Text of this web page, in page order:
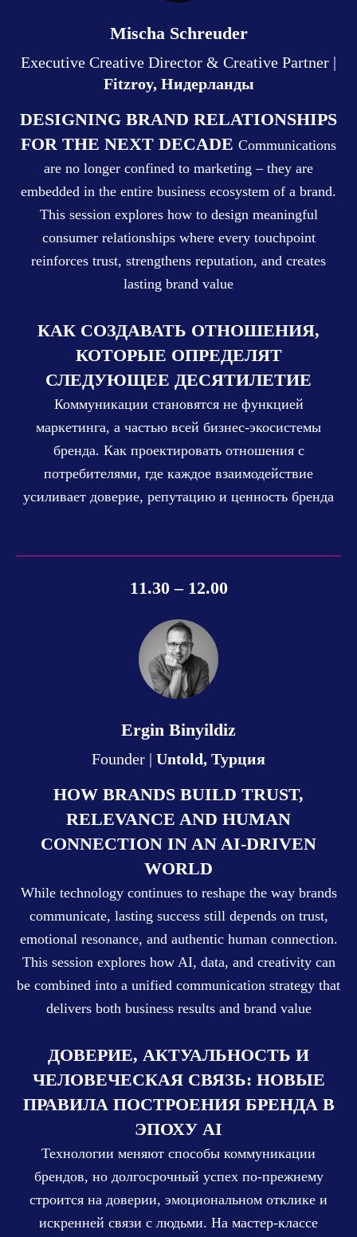
Mischa Schreuder
Executive Creative Director & Creative Partner |
Fitzroy, Нидерланды
DESIGNING BRAND RELATIONSHIPS
FOR THE NEXT DECADE Communications
are no longer confined to marketing – they are
embedded in the entire business ecosystem of a brand.
This session explores how to design meaningful
consumer relationships where every touchpoint
reinforces trust, strengthens reputation, and creates
lasting brand value
КАК СОЗДАВАТЬ ОТНОШЕНИЯ,
КОТОРЫЕ ОПРЕДЕЛЯТ
СЛЕДУЮЩЕЕ ДЕСЯТИЛЕТИЕ
Коммуникации становятся не функцией
маркетинга, а частью всей бизнес-экосистемы
бренда. Как проектировать отношения с
потребителями, где каждое взаимодействие
усиливает доверие, репутацию и ценность бренда
11.30 – 12.00
Ergin Binyildiz
Founder | Untold, Турция
HOW BRANDS BUILD TRUST,
RELEVANCE AND HUMAN
CONNECTION IN AN AI-DRIVEN
WORLD
While technology continues to reshape the way brands
communicate, lasting success still depends on trust,
emotional resonance, and authentic human connection.
This session explores how AI, data, and creativity can
be combined into a unified communication strategy that
delivers both business results and brand value
ДОВЕРИЕ, АКТУАЛЬНОСТЬ И
ЧЕЛОВЕЧЕСКАЯ СВЯЗЬ: НОВЫЕ
ПРАВИЛА ПОСТРОЕНИЯ БРЕНДА В
ЭПОХУ AI
Технологии меняют способы коммуникации
брендов, но долгосрочный успех по-прежнему
строится на доверии, эмоциональном отклике и
искренней связи с людьми. На мастер-классе